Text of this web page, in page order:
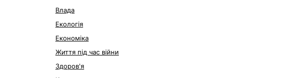
Влада
Екологія
Економіка
Життя під час війни
Здоров'я